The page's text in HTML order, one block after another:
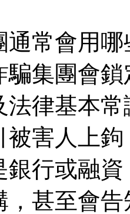
通常會用
騙集團會
法律基本
被害人上
銀行或融
，甚至會